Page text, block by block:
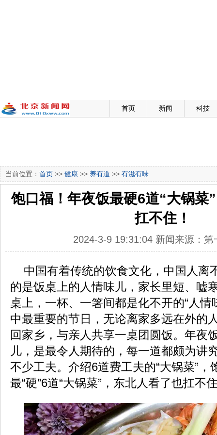
首页 新闻 科技
当前位置： 首页 >> 健康 >> 养有道 >> 有滋有味
饱口福！年夜饭最硬6道“大锅菜
扛不住！
2024-3-9 19:31:04 新闻来源：第
中国有着传统的饮食文化，中国人离
的是饭桌上的人情味儿，家长里短、嘘
桌上，一杯、一箸间都是化不开的“人情
中最重要的节日，无论离家多远在外的
回家乡，与亲人共享一桌团圆饭。年夜
儿，是最令人期待的，每一道都颇为讲
不少工夫。介绍6道费工夫的“大锅菜”，
最“硬”6道“大锅菜”，东北人看了也扛不